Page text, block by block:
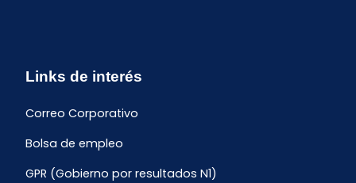
Links de interés
Correo Corporativo
Bolsa de empleo
GPR (Gobierno por resultados N1)